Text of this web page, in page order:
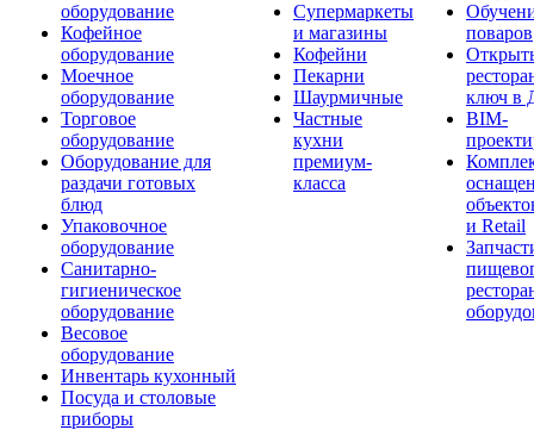
оборудование
Кофейное
оборудование
Моечное
оборудование
Торговое
оборудование
Оборудование для
раздачи готовых
блюд
Упаковочное
оборудование
Санитарно-
гигиеническое
оборудование
Весовое
оборудование
Инвентарь кухонный
Посуда и столовые
приборы
Супермаркеты
и магазины
Кофейни
Пекарни
Шаурмичные
Частные
кухни
премиум-
класса
поваров
ключ в
BIM-
и Retail